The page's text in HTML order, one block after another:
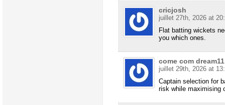
cricjosh
juillet 27th, 2026 at
Flat batting wickets
you which ones.
come com dream11
juillet 29th, 2026 at
Captain selection for
risk while maximising